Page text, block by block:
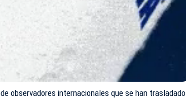
observadores internacionales que se han trasladado